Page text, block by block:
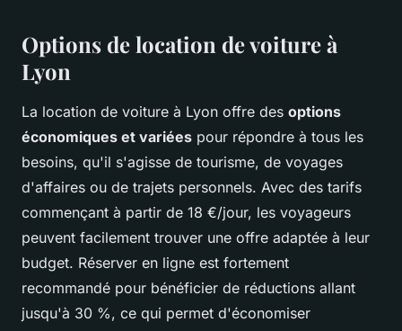
Options de location de voiture à
Lyon
La location de voiture à Lyon offre des options
économiques et variées pour répondre à tous les
besoins, qu'il s'agisse de tourisme, de voyages
d'affaires ou de trajets personnels. Avec des tarifs
commençant à partir de 18 €/jour, les voyageurs
peuvent facilement trouver une offre adaptée à leur
budget. Réserver en ligne est fortement
recommandé pour bénéficier de réductions allant
jusqu'à 30 %, ce qui permet d'économiser